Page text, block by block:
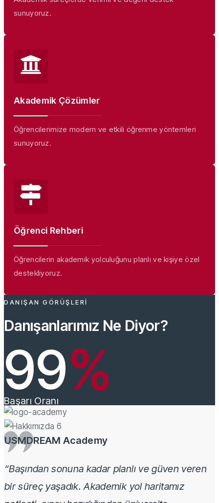
sunuyoruz.
Akademik Çözümler
Öğrencilerimize modern ve etkili öğrenme yöntemleri
sunuyoruz.
Öğrenci Rehberi
Öğrencilerin akademik yolculuğunu planlı ve kişiye özel
destekliyoruz.
DANIŞAN GÖRÜŞLERI
Danışanlarımız Ne Diyor?
99%
Başarı Oranı
USMDREAM Academy
“Başından sonuna kadar planlı ve güven veren
bir süreç yaşadık. Akademik yol haritamız